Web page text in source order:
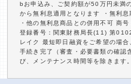
bお申込み、ご契約額が50万円未満
から無利息適用となります ・無利
・他の無利息商品との併用不可 商
登録番号：関東財務局長(11) 第
レイク 最短即日融資をご希望の場
手続き完了（審査・必要書類の確認
び、メンテナンス時間等を除きます。